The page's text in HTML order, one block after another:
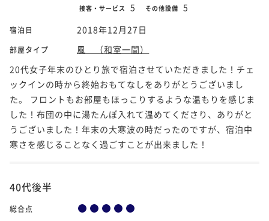
接客・サービス 5 その他設備 5
宿泊日 2018年12月27日
部屋タイプ
風 （和室一間）
20代女子年末のひとり旅で宿泊させていただきました！チェ
ックインの時から終始おもてなしをありがとうございまし
た。 フロントもお部屋もほっこりするような温もりを感じま
した！布団の中に湯たんぽ入れて温めてくださり、ありがと
うございました！年末の大寒波の時だったのですが、宿泊中
寒さを感じることなく過ごすことが出来ました！
40代後半
総合点